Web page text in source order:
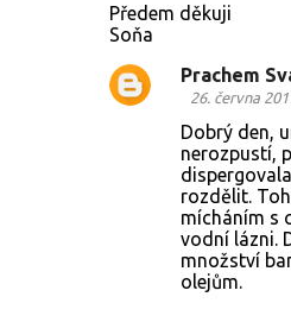
Předem děkuji
Soňa
Prachem
26. června
Dobrý den,
nerozpustí,
rozdělit.
mícháním s
vodní lázni.
množství
olejům.